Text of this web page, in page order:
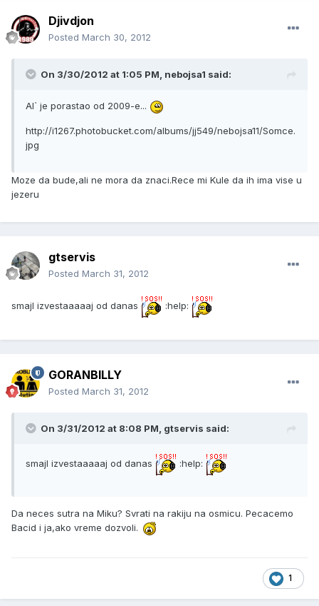
Djivdjon
Posted March 30, 2012
On 3/30/2012 at 1:05 PM, nebojsa1 said:
Al` je porastao od 2009-e...
http://i1267.photobucket.com/albums/jj549/nebojsa11/Somce.
jpg
Moze da bude,ali ne mora da znaci.Rece mi Kule da ih ima vise u
jezeru
gtservis
Posted March 31, 2012
smajl izvestaaaaaj od danas :help:
GORANBILLY
Posted March 31, 2012
On 3/31/2012 at 8:08 PM, gtservis said:
smajl izvestaaaaaj od danas :help:
Da neces sutra na Miku? Svrati na rakiju na osmicu. Pecacemo
Bacid i ja,ako vreme dozvoli.
1